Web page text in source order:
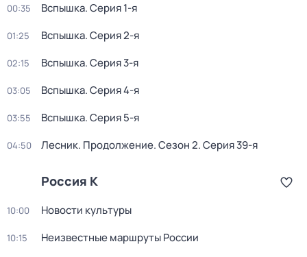
00:35 Вспышка. Серия 1-я
01:25 Вспышка. Серия 2-я
02:15 Вспышка. Серия 3-я
03:05 Вспышка. Серия 4-я
03:55 Вспышка. Серия 5-я
04:50 Лесник. Продолжение. Сезон 2. Серия 39-я
Россия К
10:00 Новости культуры
10:15 Неизвестные маршруты России